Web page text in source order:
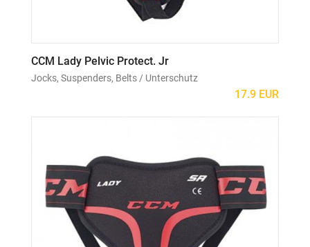
CCM Lady Pelvic Protect. Jr
Jocks, Suspenders, Belts / Unterschutz
17.9 EUR